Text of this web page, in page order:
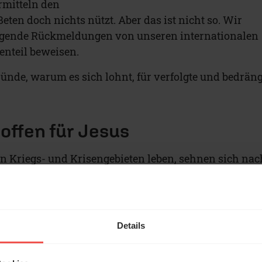
Details
den
doch nichts nützt. Aber das ist nicht so. Wir
Rückmeldungen von unseren internationalen
beweisen.
warum es sich lohnt, für verfolgte und
für Jesus
Kriegs- und Krisengebieten leben, sehnen sich
Und sie sind erstaunlich offen für die
schreibt: